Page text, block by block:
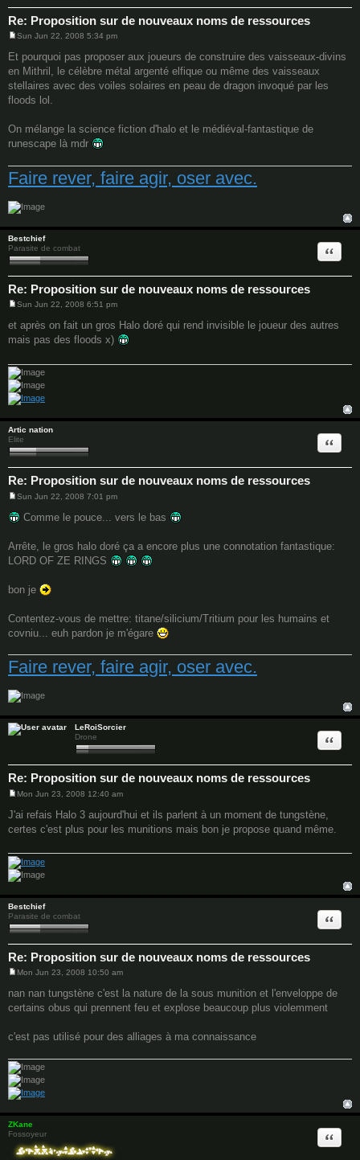
Re: Proposition sur de nouveaux noms de ressources
o
s
t
Sun Jun 22, 2008 5:34 pm
Et pourquoi pas proposer aux joueurs de construire des vaisseaux-divins
en Mithril, le célèbre métal argenté elfique ou même des vaisseaux
stellaires avec des voiles solaires en peau de dragon invoqué par les
floods lol.
On mélange la science fiction d'halo et le médiéval-fantastique de
runescape là mdr
Faire rever, faire agir, oser avec.
Bestchief
Parasite de combat
Re: Proposition sur de nouveaux noms de ressources
Quote
o
t
Sun Jun 22, 2008 6:51 pm
et après on fait un gros Halo doré qui rend invisible le joueur des autres
mais pas des floods x)
Artic nation
Elite
Re: Proposition sur de nouveaux noms de ressources
Quote
o
s
Sun Jun 22, 2008 7:01 pm
Comme le pouce... vers le bas
Arrête, le gros halo doré ça a encore plus une connotation fantastique:
LORD OF ZE RINGS
bon je
Contentez-vous de mettre: titane/silicium/Tritium pour les humains et
covniu... euh pardon je m'égare
Faire rever, faire agir, oser avec.
LeRoiSorcier
Drone
Re: Proposition sur de nouveaux noms de ressources
Quote
s
t
Mon Jun 23, 2008 12:40 am
J'ai refais Halo 3 aujourd'hui et ils parlent à un moment de tungstène,
certes c'est plus pour les munitions mais bon je propose quand même.
Bestchief
Parasite de combat
Re: Proposition sur de nouveaux noms de ressources
Quote
s
t
Mon Jun 23, 2008 10:50 am
nan nan tungstène c'est la nature de la sous munition et l'enveloppe de
certains obus qui prennent feu et explose beaucoup plus violemment
c'est pas utilisé pour des alliages à ma connaissance
ZKane
Fossoyeur
Quote